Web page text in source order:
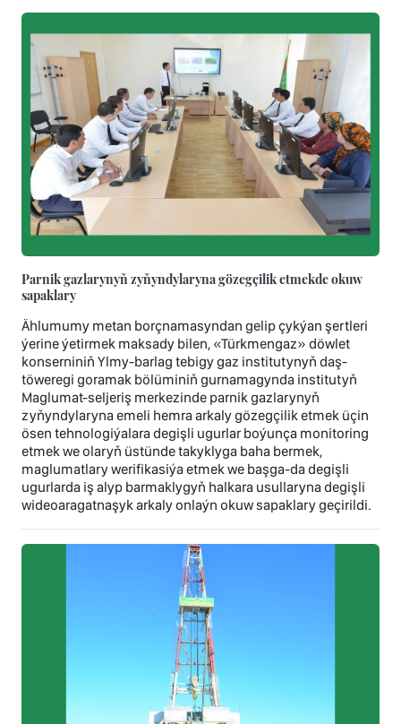
Parnik gazlarynyň zyňyndylaryna gözegçilik etmekde okuw
sapaklary
Ählumumy metan borçnamasyndan gelip çykýan şertleri
ýerine ýetirmek maksady bilen, «Türkmengaz» döwlet
konserniniň Ylmy-barlag tebigy gaz institutynyň daş-
töweregi goramak bölüminiň gurnamagynda institutyň
Maglumat-seljeriş merkezinde parnik gazlarynyň
zyňyndylaryna emeli hemra arkaly gözegçilik etmek üçin
ösen tehnologiýalara degişli ugurlar boýunça monitoring
etmek we olaryň üstünde takyklyga baha bermek,
maglumatlary werifikasiýa etmek we başga-da degişli
ugurlarda iş alyp barmaklygyň halkara usullaryna degişli
wideoaragatnaşyk arkaly onlaýn okuw sapaklary geçirildi.